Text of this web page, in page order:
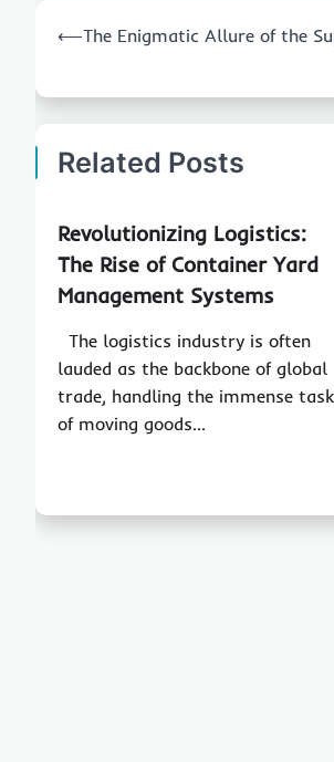
navigation
⟵The Enigmatic Allure of the
Related Posts
Revolutionizing Logistics:
The Rise of Container Yard
Management Systems
The logistics industry is often
lauded as the backbone of global
trade, handling the immense task
of moving goods…